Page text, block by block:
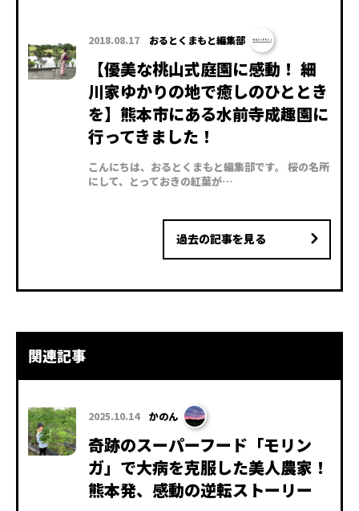
2018.08.17 おるとくまもと編集部
【優美な桃山式庭園に感動！ 細
川家ゆかりの地で癒しのひととき
を】熊本市にある水前寺成趣園に
行ってきました！
こんにちは、おるとくまもと編集部です。 桜の名所
にして、とっておきの紅葉が…
過去の記事を見る
関連記事
2025.10.14 かのん
奇跡のスーパーフード「モリン
ガ」で大病を克服した美人農家！
熊本発、感動の逆転ストーリー